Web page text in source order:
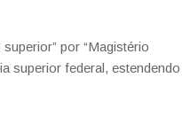
por “Magistério
superior federal, estendendo